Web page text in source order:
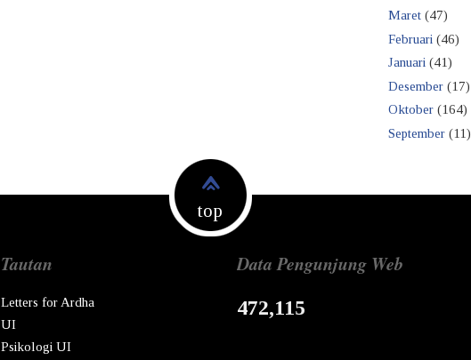
Maret (47)
Februari (46)
Januari (41)
Desember (17)
Oktober (164)
September (11)
top
Tautan
Letters for Ardha
UI
Psikologi UI
Data Pengunjung Web
472,115